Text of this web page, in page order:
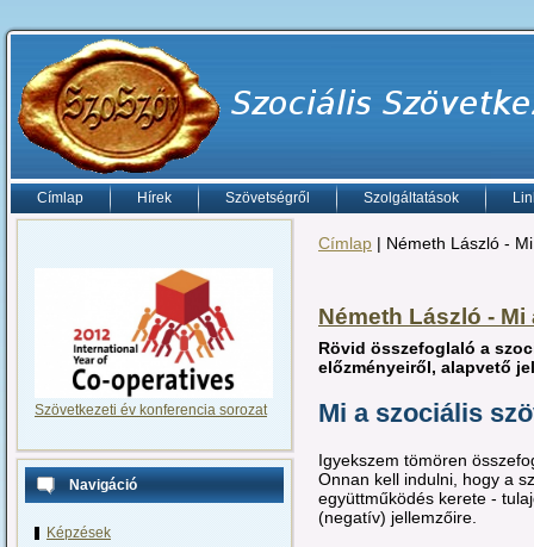
Címlap Hírek Szövetségről Szolgáltatások
Szövetkezeti év konferencia sorozat
Navigáció
Képzések
Címlap | Németh László -
Németh László -
Rövid összefoglaló a
előzményeiről, alapvető
Mi a szociális
Igyekszem tömören
Onnan kell indulni, hogy a
együttműködés kerete -
(negatív) jellemzőire.